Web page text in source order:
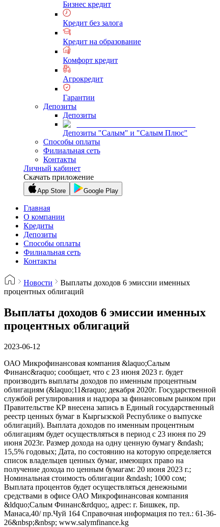
Бизнес кредит
Кредит без залога
Кредит на образование
Комфорт кредит
Агрокредит
Гарантии
Депозиты
Депозиты
Депозиты "Салым" и "Салым Плюс"
Способы оплаты
Филиальная сеть
Контакты
Личный кабинет
Скачать приложение
App Store Google Play
Главная
О компании
Кредиты
Депозиты
Способы оплаты
Филиальная сеть
Контакты
Новости
Выплаты доходов 6 эмиссии именных
процентных облигаций
Выплаты доходов 6 эмиссии именных
процентных облигаций
2023-06-12
ОАО Микрофинансовая компания &laquo;Салым
Финанс&raquo; сообщает, что с 23 июня 2023 г. будет
производить выплаты доходов по именным процентным
облигациям (&laquo;11&raquo; декабря 2020г. Государственной
службой регулирования и надзора за финансовым рынком при
Правительстве КР внесена запись в Единый государственный
реестр ценных бумаг в Кыргызской Республике о выпуске
облигаций). Выплата доходов по именным процентным
облигациям будет осуществляться в период с 23 июня по 29
июня 2023г. Размер дохода на одну ценную бумагу &ndash;
15,5% годовых; Дата, по состоянию на которую определяется
список владельцев ценных бумаг, имеющих право на
получение дохода по ценным бумагам: 20 июня 2023 г.;
Номинальная стоимость облигации &ndash; 1000 сом;
Выплата процентов будет осуществляться денежными
средствами в офисе ОАО Микрофинансовая компания
&ldquo;Салым Финанс&rdquo;, адрес: г. Бишкек, пр.
Манаса,40/ пр.Чуй 164 Справочная информация по тел.: 61-36-
26&nbsp;&nbsp; www.salymfinance.kg